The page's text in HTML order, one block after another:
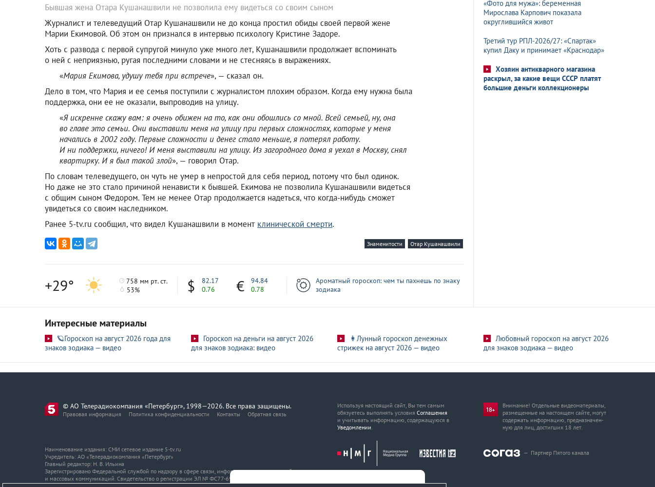
Бывшая жена Отара Кушанашвили не позволила ему видеться со своим сыном
Журналист и телеведущий Отар Кушанашвили не до конца простил обиды своей первой жене
Марии Екимовой. Об этом он признался в интервью психологу Кристине Задоре.
Хоть с развода с первой супругой минуло уже много лет, Кушанашвили продолжает вспоминать
о ней с неприязнью, ругая последними словами и не стесняясь в выражениях.
«Мария Екимова, удушу тебя при встрече», — сказал он.
Дело в том, что Мария и ее семья поступили с журналистом плохим образом. Когда ему нужна была
поддержка, они ее не оказали, выпроводив на улицу.
«Я искренне скажу вам: я очень обижен на то, как они обошлись со мной. Всей семьей, ну, она
во главе это семьи. Они выставили меня на улицу при первых сложностях, которые у меня
начались в 2002 году. Первые сложности и денег стало меньше, я потерял работу.
И ни поддержки, ничего! И меня выставили на улицу. Из загородного дома я уехал в Москву, снял
квартирку. И я был такой злой», — говорил Отар.
По словам телеведущего, он чуть не умер в непростой для себя период, потому что был одинок.
Но даже не это стало причиной ненависти к бывшей. Екимова не позволила Кушанашвили видеться
с общим сыном Федором. Тем не менее Отар продолжается надеться, что когда-нибудь сможет
увидеться со своим наследником.
Ранее 5-tv.ru сообщил, что видел Кушанашвили в момент клинической смерти.
Знаменитости Отар Кушанашвили
+29°
758 мм рт. ст.
53%
82.17
0.76
94.84
0.78
Ароматный гороскоп: чем ты пахнешь по знаку
зодиака
«Фото для мужа»: беременная
Мирослава Карпович показала
округлившийся живот
Третий тур РПЛ-2026/27: «Спартак»
купил Даку и принимает «Краснодар»
Хозяин антикварного магазина
раскрыл, за какие вещи СССР платят
большие деньги коллекционеры
Интересные материалы
🪐Гороскоп на август 2026 года для
знаков зодиака — видео
Гороскоп на деньги на август 2026
для знаков зодиака: видео
👩Лунный гороскоп денежных
стрижек на август 2026 — видео
Любовный гороскоп на август 2026
для знаков зодиака — видео
© АО Телерадиокомпания «Петербург», 1998—2026. Все права защищены.
Правовая информация Политика конфиденциальности Контакты Обратная связь
Используя настоящий сайт, Вы тем самым
обязуетесь выполнять условия Соглашения
и учитывать информацию, содержащуюся в
Уведомлении.
Внимание! Отдельные видеоматериалы,
размещенные на настоящем сайте, могут
содержать информацию, предназначен­
ную для лиц, достигших 18 лет.
Наименование издания: СМИ сетевое издание 5-tv.ru
Учредитель: АО «Телерадиокомпания «Петербург»
Главный редактор: Н. В. Ильина
Зарегистрировано Федеральной службой по надзору в сфере связи, информационных технологий
и массовых коммуникаций. Свидетельство о регистрации ЭЛ № ФС77-69216 от 29 марта 2017 года.
— Партнер Пятого канала